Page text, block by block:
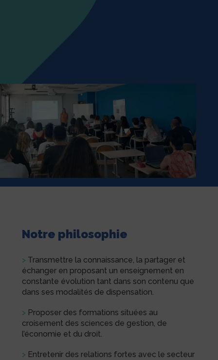
Notre philosophie
> Transmettre la connaissance, la partager et
échanger en proposant un enseignement en
constante évolution tant dans son contenu que
dans ses modalités de dispensation.
> Proposer des formations situées au
croisement des sciences de gestion, de
l’économie et du droit.
> Entretenir des relations fortes avec le secteur